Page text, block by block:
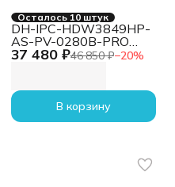
Осталось 10 штук
37 480 ₽46 850 ₽−20%
DH-IPC-HDW3849HP-
AS-PV-0280B-PRO
Уличная купольная IP-
сдерживанием 8mp,
1/1.8” CMOS, объектив
2.8мм,
В корзину